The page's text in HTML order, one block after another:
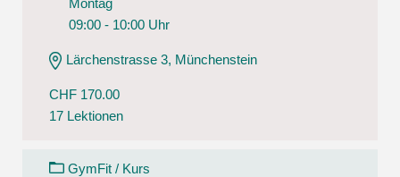
Montag
09:00 - 10:00 Uhr
Lärchenstrasse 3, Münchenstein
CHF 170.00
17 Lektionen
GymFit / Kurs